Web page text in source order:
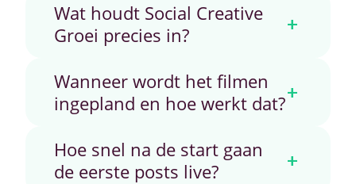
Wat houdt Social Creative
Groei precies in?
+
Wanneer wordt het filmen
ingepland en hoe werkt dat?+
Hoe snel na de start gaan
de eerste posts live?
+